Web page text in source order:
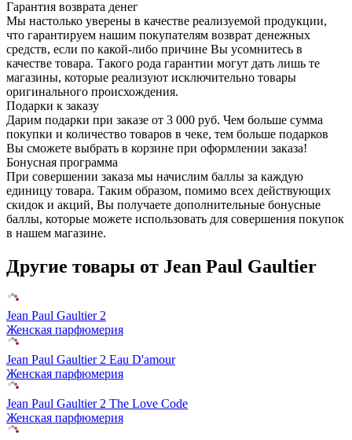
Гарантия возврата денег
Мы настолько уверены в качестве реализуемой продукции,
что гарантируем нашим покупателям возврат денежных
средств, если по какой-либо причине Вы усомнитесь в
качестве товара. Такого рода гарантии могут дать лишь те
магазины, которые реализуют исключительно товары
оригинального происхождения.
Подарки к заказу
Дарим подарки при заказе от 3 000 руб. Чем больше сумма
покупки и количество товаров в чеке, тем больше подарков
Вы сможете выбрать в корзине при оформлении заказа!
Бонусная программа
При совершении заказа мы начислим баллы за каждую
единицу товара. Таким образом, помимо всех действующих
скидок и акций, Вы получаете дополнительные бонусные
баллы, которые можете использовать для совершения покупок
в нашем магазине.
Другие товары от Jean Paul Gaultier
Jean Paul Gaultier 2
Женская парфюмерия
Jean Paul Gaultier 2 Eau D'amour
Женская парфюмерия
Jean Paul Gaultier 2 The Love Code
Женская парфюмерия